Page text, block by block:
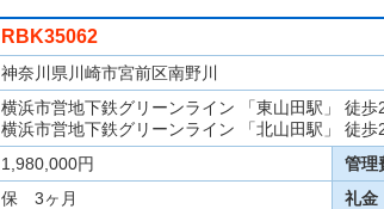
RBK35062
神奈川県川崎市宮前区南野川
横浜市営地下鉄グリーンライン 「東山田駅」 徒歩
横浜市営地下鉄グリーンライン 「北山田駅」 徒歩
1,980,000円
管理
保 3ヶ月 礼金